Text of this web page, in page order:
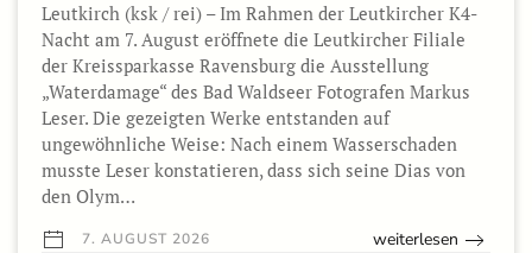
Leutkirch (ksk / rei) – Im Rahmen der Leutkircher K4-
Nacht am 7. August eröffnete die Leutkircher Filiale
der Kreissparkasse Ravensburg die Ausstellung
„Waterdamage“ des Bad Waldseer Fotografen Markus
Leser. Die gezeigten Werke entstanden auf
ungewöhnliche Weise: Nach einem Wasserschaden
musste Leser konstatieren, dass sich seine Dias von
den Olym…
7. AUGUST 2026 weiterlesen